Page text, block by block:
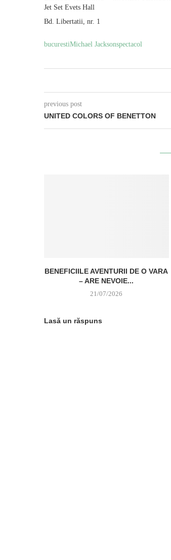
Jet Set Evets Hall
Bd. Libertatii, nr. 1
bucurestiMichael Jacksonspectacol
previous post
UNITED COLORS OF BENETTON
BENEFICIILE AVENTURII DE O VARA
– ARE NEVOIE...
21/07/2026
Lasă un răspuns